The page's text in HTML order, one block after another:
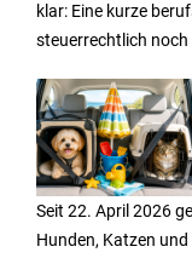
klar: Eine kurze
steuerrechtlich
Seit 22. April 2026
Hunden, Katzen